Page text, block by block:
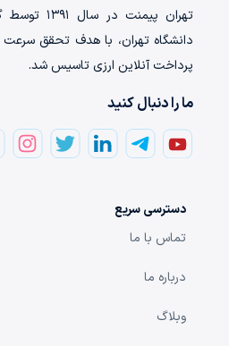
تهران‌ پیمنت
دانشگاه تهران، با هدف تحقق سرعت
پرداخت‌ آنلاین ارزی تاسیس شد.
ما را دنبال کنید
دسترسی سریع
تماس با ما
درباره ما
وبلاگ